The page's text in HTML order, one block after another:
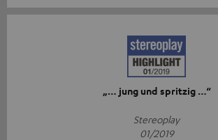
„… jung und spritzig …“
Stereoplay
01/2019